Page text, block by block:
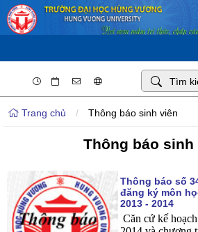
Trang chủ / Thông báo sinh viên
Thông báo sinh
Thông báo số
đăng ký môn
2013 - 2014
Căn cứ kế